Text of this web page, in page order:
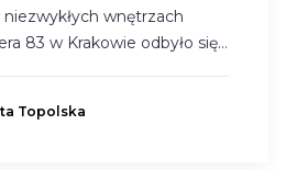
niezwykłych wnętrzach
83 w Krakowie odbyło się…
Topolska